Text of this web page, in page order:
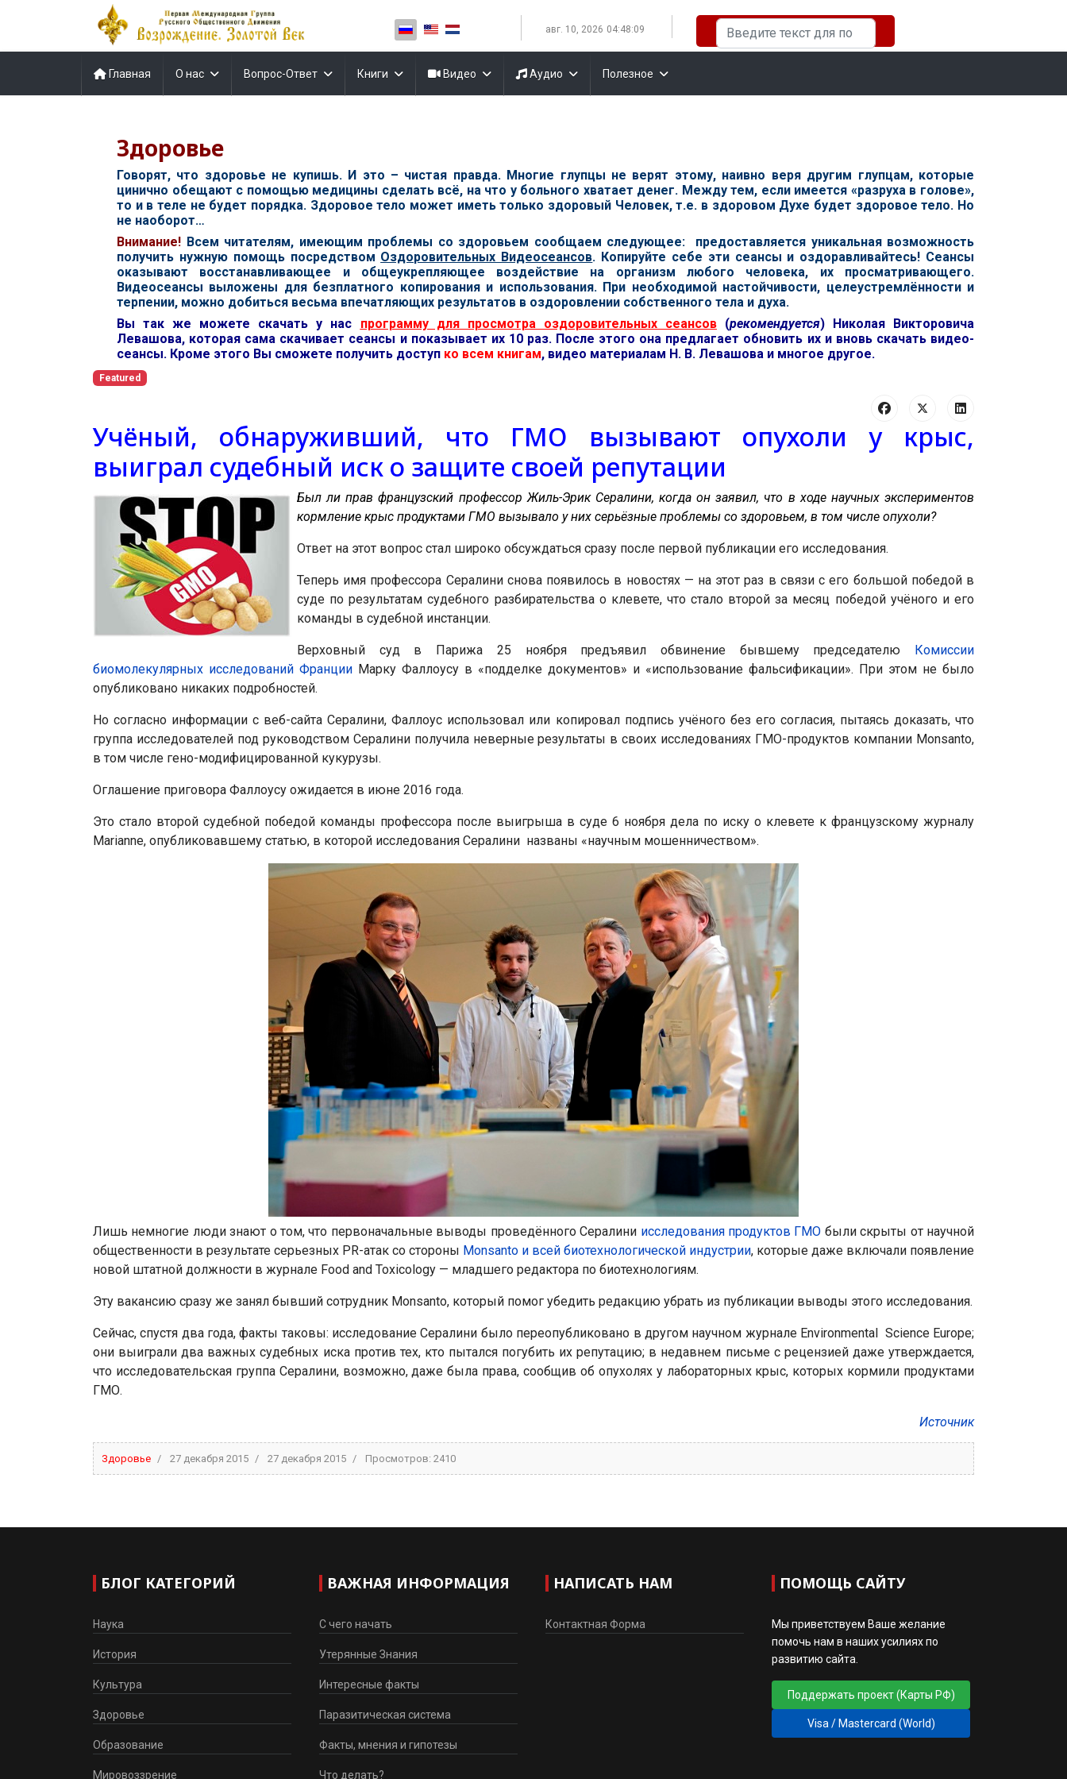
Выберите язык
авг. 10, 2026 04:48:10 Искать...
Главная О нас Вопрос-Ответ Книги Видео Аудио Полезное
Здоровье
Говорят, что здоровье не купишь. И это – чистая правда. Многие глупцы не верят этому, наивно веря другим глупцам, которые
цинично обещают с помощью медицины сделать всё, на что у больного хватает денег. Между тем, если имеется «разруха в голове»,
то и в теле не будет порядка. Здоровое тело может иметь только здоровый Человек, т.е. в здоровом Духе будет здоровое тело. Но
не наоборот…
Внимание! Всем читателям, имеющим проблемы со здоровьем сообщаем следующее: предоставляется уникальная возможность
получить нужную помощь посредством Оздоровительных Видеосеансов. Копируйте себе эти сеансы и оздоравливайтесь! Сеансы
оказывают восстанавливающее и общеукрепляющее воздействие на организм любого человека, их просматривающего.
Видеосеансы выложены для безплатного копирования и использования. При необходимой настойчивости, целеустремлённости и
терпении, можно добиться весьма впечатляющих результатов в оздоровлении собственного тела и духа.
Вы так же можете скачать у нас программу для просмотра оздоровительных сеансов(рекомендуется) Николая Викторовича
Левашова, которая сама скачивает сеансы и показывает их 10 раз. После этого она предлагает обновить их и вновь скачать видео-
сеансы. Кроме этого Вы сможете получить доступ ко всем книгам, видео материалам Н. В. Левашова и многое другое.
Featured
Учёный, обнаруживший, что ГМО вызывают опухоли у крыс,
выиграл судебный иск о защите своей репутации
Был ли прав французский профессор Жиль-Эрик Сералини, когда он заявил, что в ходе научных экспериментов
кормление крыс продуктами ГМО вызывало у них серьёзные проблемы со здоровьем, в том числе опухоли?
Ответ на этот вопрос стал широко обсуждаться сразу после первой публикации его исследования.
Теперь имя профессора Сералини снова появилось в новостях — на этот раз в связи с его большой победой в
суде по результатам судебного разбирательства о клевете, что стало второй за месяц победой учёного и его
команды в судебной инстанции.
Верховный суд в Парижа 25 ноября предъявил обвинение бывшему председателю Комиссии
биомолекулярных исследований Франции Марку Фаллоусу в «подделке документов» и «использование фальсификации». При этом не было
опубликовано никаких подробностей.
Но согласно информации с веб-сайта Сералини, Фаллоус использовал или копировал подпись учёного без его согласия, пытаясь доказать, что
группа исследователей под руководством Сералини получила неверные результаты в своих исследованиях ГМО-продуктов компании Monsanto,
в том числе гено-модифицированной кукурузы.
Оглашение приговора Фаллоусу ожидается в июне 2016 года.
Это стало второй судебной победой команды профессора после выигрыша в суде 6 ноября дела по иску о клевете к французскому журналу
Marianne, опубликовавшему статью, в которой исследования Сералини названы «научным мошенничеством».
Лишь немногие люди знают о том, что первоначальные выводы проведённого Сералини исследования продуктов ГМО были скрыты от научной
общественности в результате серьезных PR-атак со стороны Monsanto и всей биотехнологической индустрии, которые даже включали появление
новой штатной должности в журнале Food and Toxicology — младшего редактора по биотехнологиям.
Эту вакансию сразу же занял бывший сотрудник Monsanto, который помог убедить редакцию убрать из публикации выводы этого исследования.
Сейчас, спустя два года, факты таковы: исследование Сералини было переопубликовано в другом научном журнале Environmental Science Europe;
они выиграли два важных судебных иска против тех, кто пытался погубить их репутацию; в недавнем письме с рецензией даже утверждается,
что исследовательская группа Сералини, возможно, даже была права, сообщив об опухолях у лабораторных крыс, которых кормили продуктами
ГМО.
Источник
Здоровье 27 декабря 2015 27 декабря 2015 Просмотров: 2410
БЛОГ КАТЕГОРИЙ
Наука
История
Культура
Здоровье
Образование
Мировоззрение
ВАЖНАЯ ИНФОРМАЦИЯ
С чего начать
Утерянные Знания
Интересные факты
Паразитическая система
Факты, мнения и гипотезы
Что делать?
НАПИСАТЬ НАМ
Контактная Форма
ПОМОЩЬ САЙТУ
Мы приветствуем Ваше желание
помочь нам в наших усилиях по
развитию сайта.
Поддержать проект (Карты РФ)
Visa / Mastercard (World)